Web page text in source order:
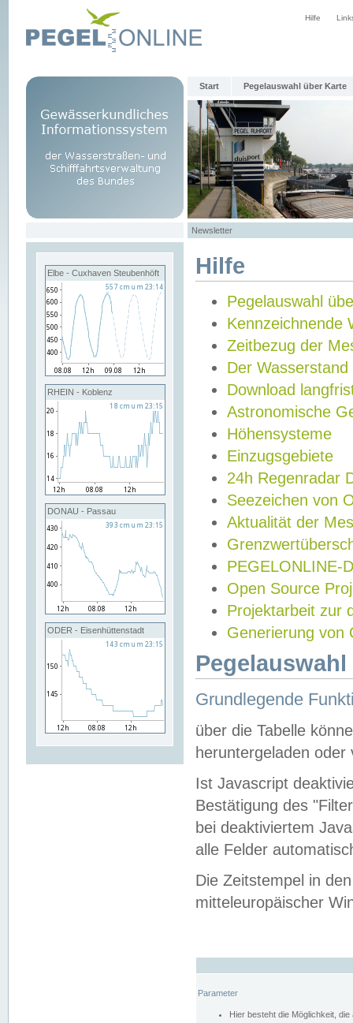
Hilfe
Start Pegelauswahl über Karte
Newsletter
Elbe - Cuxhaven Steubenhöft
RHEIN - Koblenz
DONAU - Passau
ODER - Eisenhüttenstadt
Hilfe
Pegelauswahl
Kennzeichnende
Zeitbezug der
Der Wasserstand
Download
Astronomische
Höhensysteme
Einzugsgebiete
24h Regenradar
Seezeichen von
Aktualität der
PEGELONLINE-
Open Source
Projektarbeit zur
Generierung von
Grundlegende
über die Tabelle
heruntergeladen oder
Ist Javascript
Bestätigung des
bei deaktiviertem
alle Felder
Die Zeitstempel in
mitteleuropäischer
Parameter
Hier besteht die Möglichkeit,